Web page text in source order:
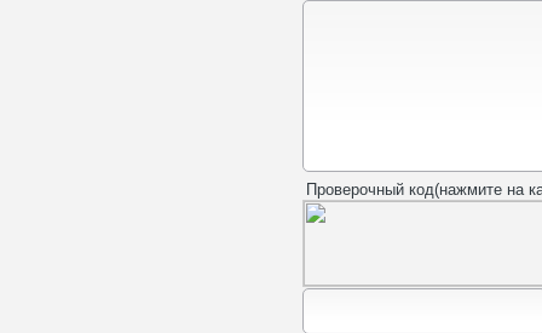
Проверочный код(нажмите на